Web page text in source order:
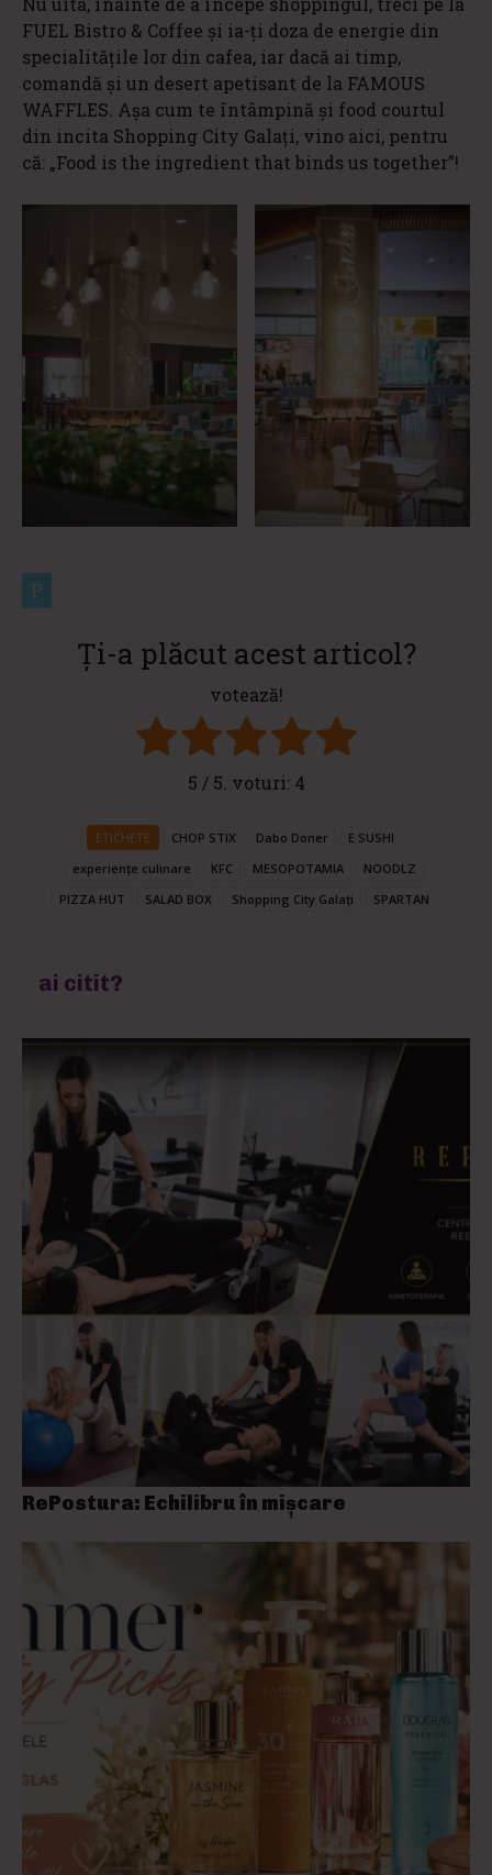
FUEL Bistro & Coffee şi ia-ţi doza de energie din
specialităţile lor din cafea, iar dacă ai timp,
comandă şi un desert apetisant de la FAMOUS
WAFFLES. Așa cum te întâmpină și food courtul
din incita Shopping City Galați, vino aici, pentru
că: „Food is the ingredient that binds us together”!
P
Ți-a plăcut acest articol?
votează!
5 / 5. voturi: 4
ETICHETE CHOP STIX Dabo Doner
E SUSHI
experiențe culinare
KFC MESOPOTAMIA
NOODLZ
PIZZA HUT
SALAD BOX Shopping City Galați SPARTAN
ai citit?
RePostura: Echilibru în mișcare